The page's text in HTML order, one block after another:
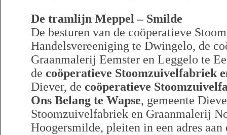
De tramlijn Meppel – Smilde
De besturen van de coöperatieve
Handelsvereeniging te Dwingelo, de
Graanmalerij Eemster en Leggelo te
de coöperatieve Stoomzuivelfabriek
Diever, de coöperatieve
Ons Belang te Wapse, gemeente
Stoomzuivelfabriek en Graanmalerij
Hoogersmilde, pleiten in een adres